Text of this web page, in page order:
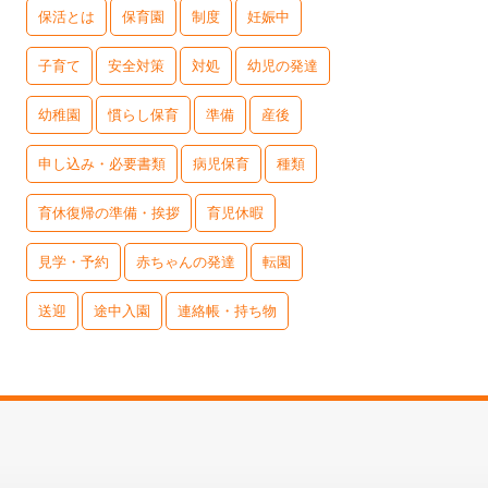
保活とは 保育園 制度 妊娠中
子育て 安全対策 対処 幼児の発達
幼稚園 慣らし保育 準備 産後
申し込み・必要書類 病児保育 種類
育休復帰の準備・挨拶 育児休暇
見学・予約 赤ちゃんの発達 転園
送迎 途中入園 連絡帳・持ち物